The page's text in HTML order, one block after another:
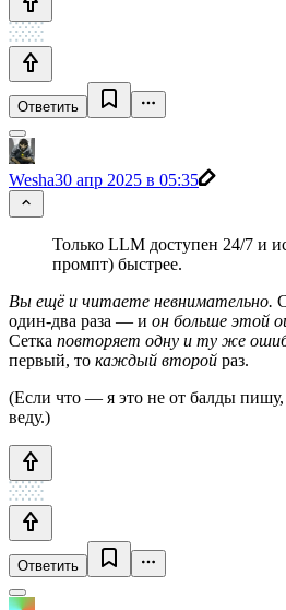
Ответить
Wesha30 апр 2025 в 05:35
Только LLM доступен 24/7 и
промпт) быстрее.
Вы ещё и читаете невнимательно.
один-два раза — и он больше этой
Сетка повторяет одну и ту же
первый, то каждый второй раз.
(Если что — я это не от балды пишу,
веду.)
Ответить